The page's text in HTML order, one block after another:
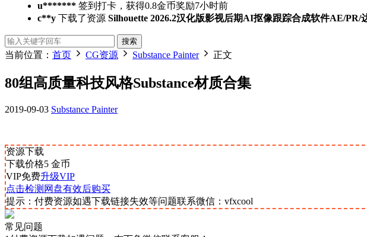
u******* 签到打卡，获得0.8金币奖励7小时前
c**y 下载了资源 Silhouette 2026.2汉化版影视后期AI抠像跟踪合成软件AE/
搜索
当前位置： 首页 CG资源 Substance Painter 正文
80组高质量科技风格Substance材质合集
2019-09-03 Substance Painter
资源下载
下载价格5 金币
VIP免费升级VIP
点击检测网盘有效后购买
提示：付费资源如遇下载链接失效等问题联系微信：vfxcool
常见问题